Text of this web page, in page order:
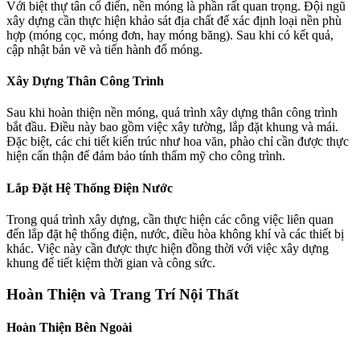
Với biệt thự tân cổ điển, nền móng là phần rất quan trọng. Đội ngũ
xây dựng cần thực hiện khảo sát địa chất để xác định loại nền phù
hợp (móng cọc, móng đơn, hay móng băng). Sau khi có kết quả,
cập nhật bản vẽ và tiến hành đổ móng.
Xây Dựng Thân Công Trình
Sau khi hoàn thiện nền móng, quá trình xây dựng thân công trình
bắt đầu. Điều này bao gồm việc xây tường, lắp đặt khung và mái.
Đặc biệt, các chi tiết kiến trúc như hoa văn, phào chỉ cần được thực
hiện cẩn thận để đảm bảo tính thẩm mỹ cho công trình.
Lắp Đặt Hệ Thống Điện Nước
Trong quá trình xây dựng, cần thực hiện các công việc liên quan
đến lắp đặt hệ thống điện, nước, điều hòa không khí và các thiết bị
khác. Việc này cần được thực hiện đồng thời với việc xây dựng
khung để tiết kiệm thời gian và công sức.
Hoàn Thiện và Trang Trí Nội Thất
Hoàn Thiện Bên Ngoài